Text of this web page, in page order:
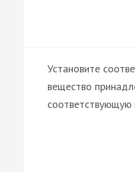
Установите
вещество